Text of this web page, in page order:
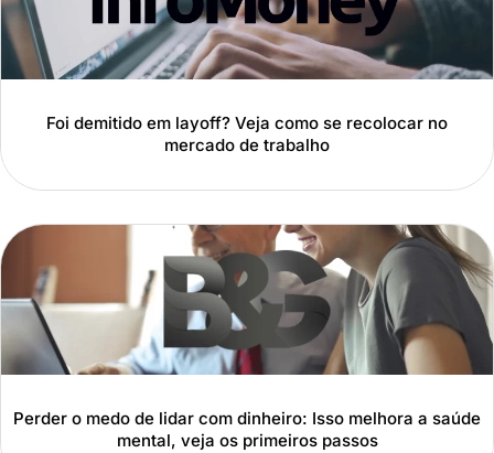
Foi demitido em layoff? Veja como se recolocar no
mercado de trabalho
Perder o medo de lidar com dinheiro: Isso melhora a saúde
mental, veja os primeiros passos